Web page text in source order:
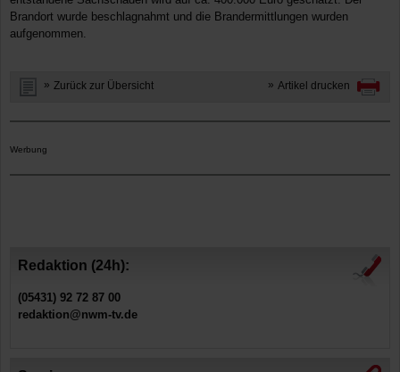
Brandort wurde beschlagnahmt und die Brandermittlungen wurden
aufgenommen.
Zurück zur Übersicht Artikel drucken
Werbung
Redaktion (24h):
(05431) 92 72 87 00
redaktion@nwm-tv.de